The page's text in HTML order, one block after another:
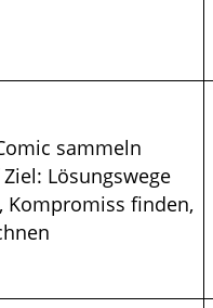
sammeln
Lösungswege
Kompromiss finden,